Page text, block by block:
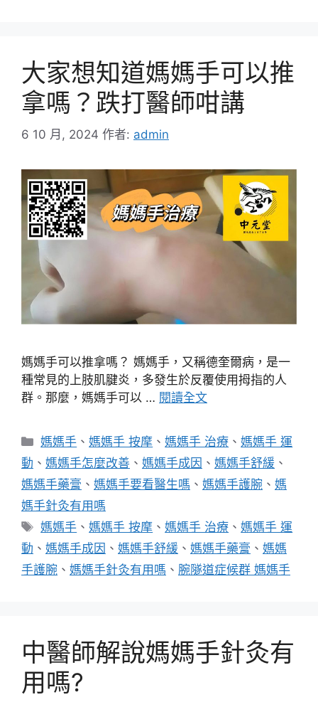
大家想知道媽媽手可以推
拿嗎？跌打醫師咁講
6 10 月, 2024 作者: admin
媽媽手可以推拿嗎？ 媽媽手，又稱德奎爾病，是一
種常見的上肢肌腱炎，多發生於反覆使用拇指的人
群。那麼，媽媽手可以 … 閱讀全文
分
類
媽媽手 、媽媽手 按摩 、媽媽手 治療 、媽媽手 運
動 、 媽媽手怎麼改善 、 媽媽手成因 、 媽媽手舒緩 、
媽媽手藥膏 、 媽媽手要看醫生嗎 、 媽媽手護腕 、 媽
媽手針灸有用嗎
標
籤
媽媽手 、媽媽手 按摩 、媽媽手 治療 、媽媽手 運
動 、 媽媽手成因 、 媽媽手舒緩 、 媽媽手藥膏 、 媽媽
手護腕 、 媽媽手針灸有用嗎 、 腕隧道症候群 媽媽手
中醫師解說媽媽手針灸有
用嗎?